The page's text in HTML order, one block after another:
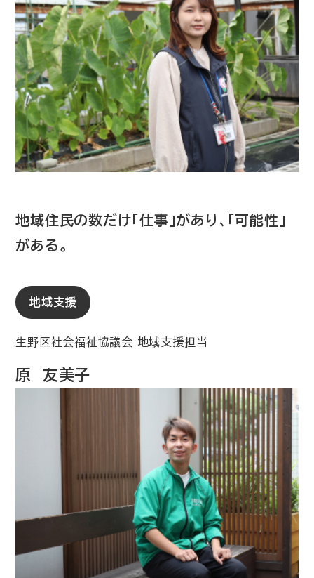
地域住民の数だけ「仕事」があり、「可能性」
がある。
地域支援
生野区社会福祉協議会 地域支援担当
原 友美子